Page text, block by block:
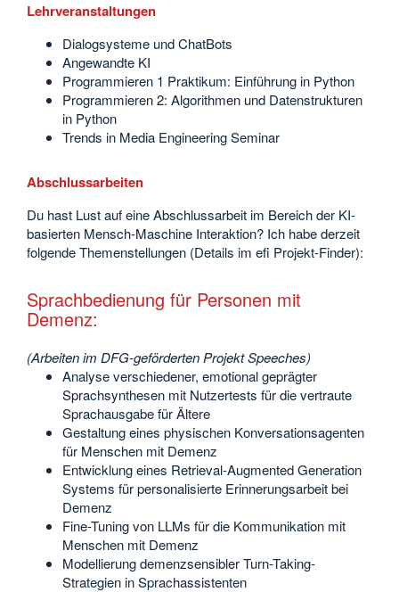
Lehrveranstaltungen
Dialogsysteme und ChatBots
Angewandte KI
Programmieren 1 Praktikum: Einführung in Python
Programmieren 2: Algorithmen und Datenstrukturen
in Python
Trends in Media Engineering Seminar
Abschlussarbeiten
Du hast Lust auf eine Abschlussarbeit im Bereich der KI-
basierten Mensch-Maschine Interaktion? Ich habe derzeit
folgende Themenstellungen (Details im efi Projekt-Finder):
Sprachbedienung für Personen mit
Demenz:
(Arbeiten im DFG-geförderten Projekt Speeches)
Analyse verschiedener, emotional geprägter
Sprachsynthesen mit Nutzertests für die vertraute
Sprachausgabe für Ältere
Gestaltung eines physischen Konversationsagenten
für Menschen mit Demenz
Entwicklung eines Retrieval-Augmented Generation
Systems für personalisierte Erinnerungsarbeit bei
Demenz
Fine-Tuning von LLMs für die Kommunikation mit
Menschen mit Demenz
Modellierung demenzsensibler Turn-Taking-
Strategien in Sprachassistenten